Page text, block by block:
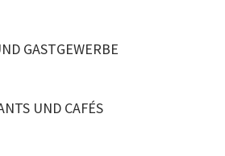
GASTGEWERBE
UND CAFÉS